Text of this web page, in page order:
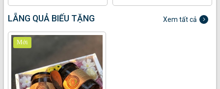
LẴNG QUẢ BIẾU TẶNG Xem tất cả
Mới